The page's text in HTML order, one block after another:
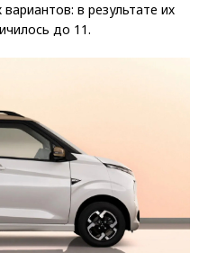
в результате их
до 11.